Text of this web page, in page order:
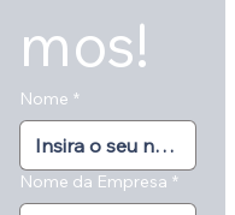
mos!
Nome *
Nome da Empresa *